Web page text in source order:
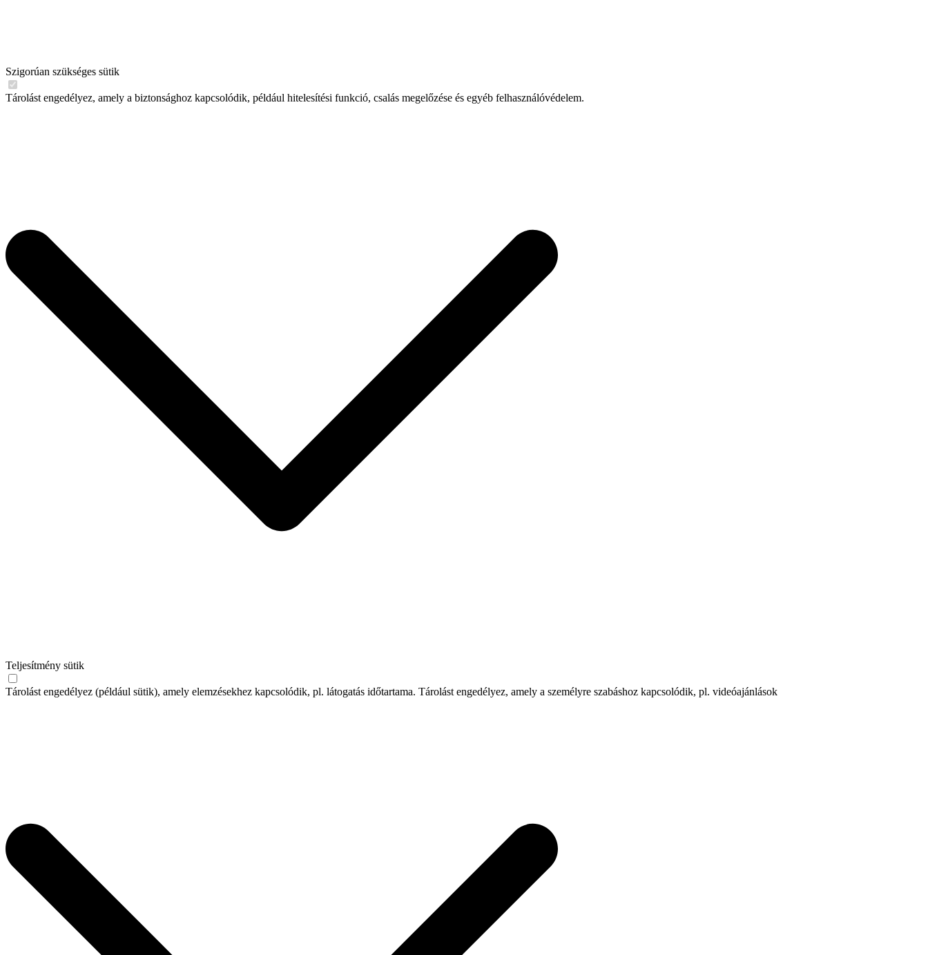
Szigorúan szükséges sütik
Tárolást engedélyez, amely a biztonsághoz kapcsolódik, például hitelesítési funkció, csalás megelőzése és egyéb felhasználóvédelem.
Teljesítmény sütik
Tárolást engedélyez (például sütik), amely elemzésekhez kapcsolódik, pl. látogatás időtartama. Tárolást engedélyez, amely a személyre szabáshoz kapcsolódik, pl. videóajánlások